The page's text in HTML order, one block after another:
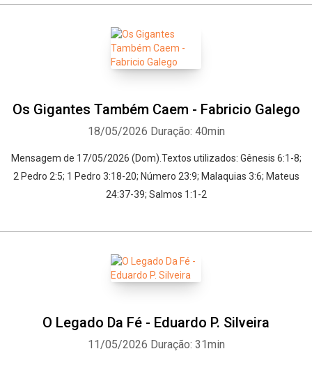
Os Gigantes Também Caem - Fabricio Galego
18/05/2026 Duração: 40min
Mensagem de 17/05/2026 (Dom).Textos utilizados: Gênesis 6:1-8;
2 Pedro 2:5; 1 Pedro 3:18-20; Número 23:9; Malaquias 3:6; Mateus
24:37-39; Salmos 1:1-2
O Legado Da Fé - Eduardo P. Silveira
11/05/2026 Duração: 31min
Whatsapp Facebook Twitter E-mail